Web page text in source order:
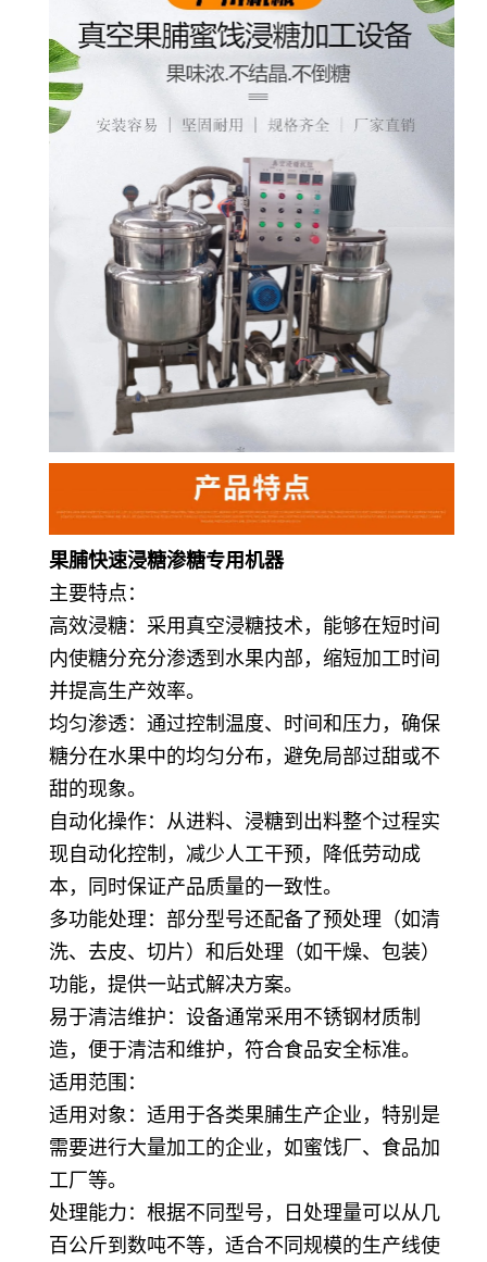
果脯快速浸糖渗糖专用机器
主要特点：
高效浸糖：采用真空浸糖技术，能够在短时间
内使糖分充分渗透到水果内部，缩短加工时间
并提高生产效率。
均匀渗透：通过控制温度、时间和压力，确保
糖分在水果中的均匀分布，避免局部过甜或不
甜的现象。
自动化操作：从进料、浸糖到出料整个过程实
现自动化控制，减少人工干预，降低劳动成
本，同时保证产品质量的一致性。
多功能处理：部分型号还配备了预处理（如清
洗、去皮、切片）和后处理（如干燥、包装）
功能，提供一站式解决方案。
易于清洁维护：设备通常采用不锈钢材质制
造，便于清洁和维护，符合食品安全标准。
适用范围：
适用对象：适用于各类果脯生产企业，特别是
需要进行大量加工的企业，如蜜饯厂、食品加
工厂等。
处理能力：根据不同型号，日处理量可以从几
百公斤到数吨不等，适合不同规模的生产线使